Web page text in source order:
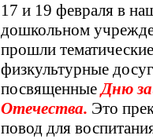
17 и 19 февраля в
дошкольном
прошли
физкультурные
посвященныеДню
Отечества. Это
повод для